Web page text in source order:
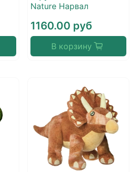
Nature Нарвал
1160.00 руб
В корзину